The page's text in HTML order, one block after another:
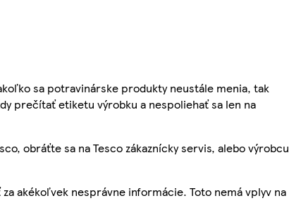
sa potravinárske produkty neustále menia, tak
prečítať etiketu výrobku a nespoliehať sa len na
obráťte sa na Tesco zákaznícky servis, alebo výrobcu
akékoľvek nesprávne informácie. Toto nemá vplyv na